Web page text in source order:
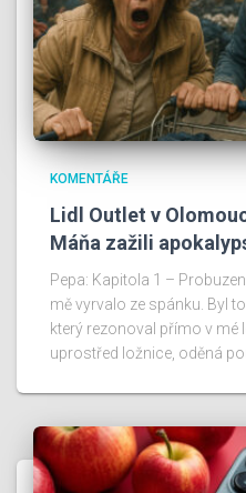
KOMENTÁŘE
Lidl Outlet v
Máňa zažili
Pepa: Kapitola 1 –
mě vyrvalo ze spánku. Byl
který rezonoval přímo v mé
uprostřed ložnice, oděná